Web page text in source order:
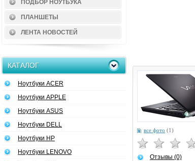
ПОДБОР НОУТБУКА
ПЛАНШЕТЫ
ЛЕНТА НОВОСТЕЙ
КАТАЛОГ
Ноутбуки ACER
Ноутбуки APPLE
Ноутбуки ASUS
Ноутбуки DELL
Ноутбуки HP
Ноутбуки LENOVO
все фото (1)
Отзывы (0)